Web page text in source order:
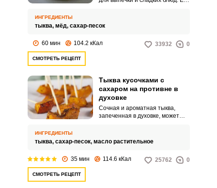
ИНГРЕДИЕНТЫ
тыква, мёд, сахар-песок
60 мин 104.2 кКал 33932 0
СМОТРЕТЬ РЕЦЕПТ
Тыква кусочками с
сахаром на противне в
духовке
Сочная и ароматная тыква,
запеченная в духовке, может
изысканным гарниром для
вкусна и полезна.
ИНГРЕДИЕНТЫ
тыква, сахар-песок, масло растительное
35 мин 114.6 кКал 25762 0
СМОТРЕТЬ РЕЦЕПТ